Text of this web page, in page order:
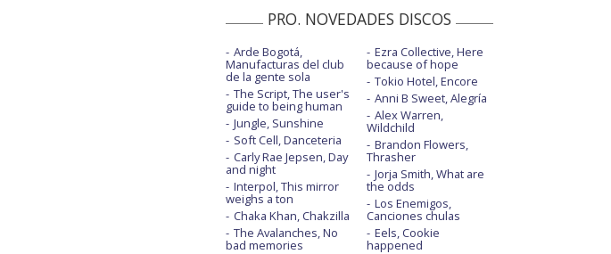
PRO. NOVEDADES DISCOS
Arde Bogotá,
Manufacturas del club
de la gente sola
The Script, The user's
guide to being human
Jungle, Sunshine
Soft Cell, Danceteria
Carly Rae Jepsen, Day
and night
Interpol, This mirror
weighs a ton
Chaka Khan, Chakzilla
The Avalanches, No
bad memories
Ezra Collective, Here
because of hope
Tokio Hotel, Encore
Anni B Sweet, Alegría
Alex Warren,
Wildchild
Brandon Flowers,
Thrasher
Jorja Smith, What are
the odds
Los Enemigos,
Canciones chulas
Eels, Cookie
happened